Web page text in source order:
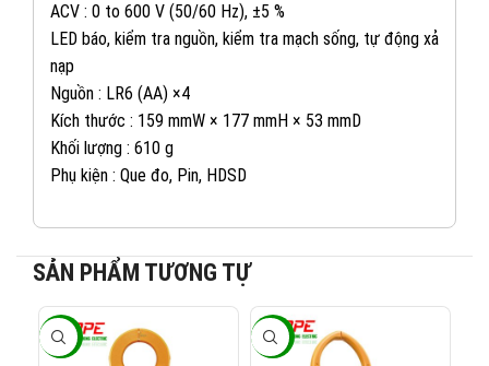
ACV : 0 to 600 V (50/60 Hz), ±5 %
LED báo, kiểm tra nguồn, kiểm tra mạch sống, tự động xả
nạp
Nguồn : LR6 (AA) ×4
Kích thước : 159 mmW × 177 mmH × 53 mmD
Khối lượng : 610 g
Phụ kiện : Que đo, Pin, HDSD
SẢN PHẨM TƯƠNG TỰ
-23% -23%
KINH DOANH 2: 0965 101 613